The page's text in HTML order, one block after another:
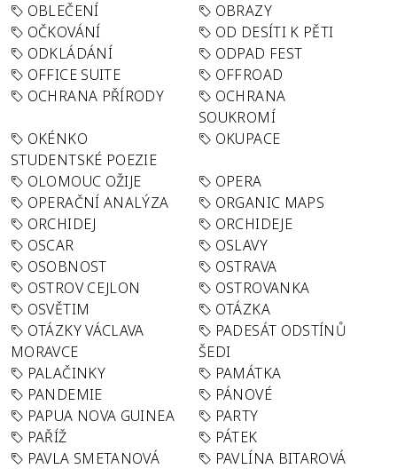
OBLEČENÍ
OBRAZY
OČKOVÁNÍ
OD DESÍTI K PĚTI
ODKLÁDÁNÍ
ODPAD FEST
OFFICE SUITE
OFFROAD
OCHRANA PŘÍRODY
OCHRANA
SOUKROMÍ
OKÉNKO
STUDENTSKÉ POEZIE
OKUPACE
OLOMOUC OŽIJE
OPERA
OPERAČNÍ ANALÝZA
ORGANIC MAPS
ORCHIDEJ
ORCHIDEJE
OSCAR
OSLAVY
OSOBNOST
OSTRAVA
OSTROV CEJLON
OSTROVANKA
OSVĚTIM
OTÁZKA
OTÁZKY VÁCLAVA
MORAVCE
PADESÁT ODSTÍNŮ
ŠEDI
PALAČINKY
PAMÁTKA
PANDEMIE
PÁNOVÉ
PAPUA NOVA GUINEA
PARTY
PAŘÍŽ
PÁTEK
PAVLA SMETANOVÁ
PAVLÍNA BITAROVÁ